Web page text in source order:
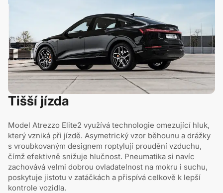
Tišší jízda
Model Atrezzo Elite2 využívá technologie omezující hluk,
který vzniká při jízdě. Asymetrický vzor běhounu a drážky
s vroubkovaným designem roptylují proudění vzduchu,
čímž efektivně snižuje hlučnost. Pneumatika si navíc
zachovává velmi dobrou ovladatelnost na mokru i suchu,
poskytuje jistotu v zatáčkách a přispívá celkově k lepší
kontrole vozidla.